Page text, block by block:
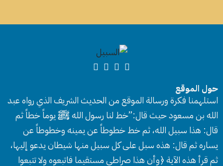
حول الموقع
استلهمنا فكرة ورسالة الموقع من الحديث الشريف الذي رواه عبد
الله بن مسعود حيث قال:”خط لنا رسول الله ﷺ يوماً خطاً ثم
قال: هذا سبيل الله، ثم خط خطوطاً عن يمينه وخطوطاً عن
يساره ثم قال: هذه سبل على كل سبيل منها شيطان يدعو إليها،
ثم قرأ هذه الآية ﴿وأن هذا صراطي مستقيما فاتبعوه ولا تتبعوا